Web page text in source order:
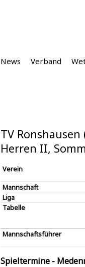
News Verband
TV Ronshausen
Herren II,
Verein
Mannschaft
Liga
Tabelle
Mannschaftsführer
Spieltermine -